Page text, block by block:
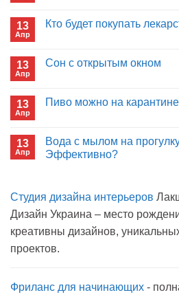
Почему
13
Апр
Кто будет покупать
Кто
в
13
Апр
Сон с открытым окном
Сон
13
Апр
Пиво можно на
Пиво
можно
13
Апр
Вода с мылом на
Эффективно?
Вода
мылом
прогулку
антисептик.
Студия дизайна интерьеров
Дизайн Украина – место
креативны дизайнов,
проектов.
Фриланс для начинающих -